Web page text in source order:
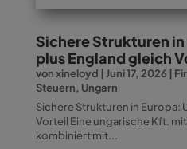
Sichere Strukturen
plus England gleich
vonxineloyd Juni 17, 2026
Steuern, Ungarn
Sichere Strukturen in Europa:
Vorteil Eine ungarische Kft.
kombiniert mit...